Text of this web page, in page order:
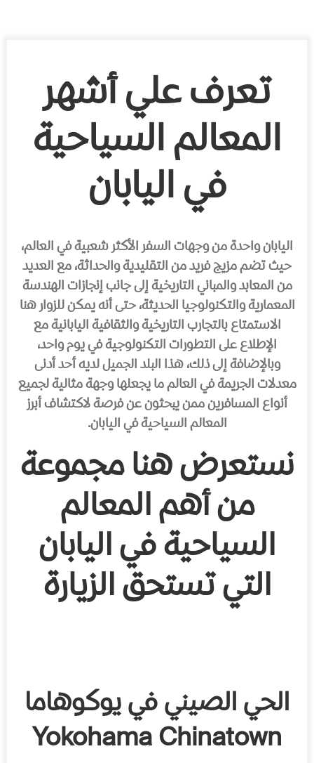
تعرف علي أشهر
المعالم السياحية
في اليابان
اليابان واحدة من وجهات السفر الأكثر شعبية في العالم،
حيث تضم مزيج فريد من التقليدية والحداثة، مع العديد
من المعابد والمباني التاريخية إلى جانب إنجازات الهندسة
المعمارية والتكنولوجيا الحديثة، حتى أنه يمكن للزوار هنا
الاستمتاع بالتجارب التاريخية والثقافية اليابانية مع
الإطلاع على التطورات التكنولوجية في يوم واحد،
وبالإضافة إلى ذلك، هذا البلد الجميل لديه أحد أدنى
معدلات الجريمة في العالم ما يجعلها وجهة مثالية لجميع
أنواع المسافرين ممن يبحثون عنفرصة لاكتشاف أبرز
المعالم السياحية في اليابان.
نستعرض هنا مجموعة
من أهم المعالم
السياحية في اليابان
التي تستحق الزيارة
الحي الصيني في يوكوهاما
Yokohama Chinatown